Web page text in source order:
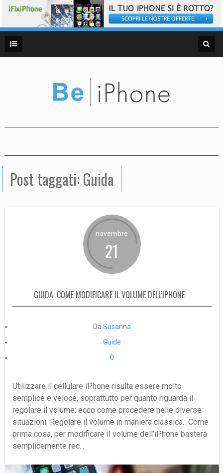
Post taggati: Guida
novembre
21
GUIDA: COME MODIFICARE IL VOLUME DELL’IPHONE
Da Susanna
Guide
0
Utilizzare il cellulare iPhone risulta essere molto
semplice e veloce, soprattutto per quanto riguarda il
regolare il volume: ecco come procedere nelle diverse
situazioni. Regolare il volume in maniera classica. Come
prima cosa, per modificare il volume dell’iPhone basterà
semplicemente rec...